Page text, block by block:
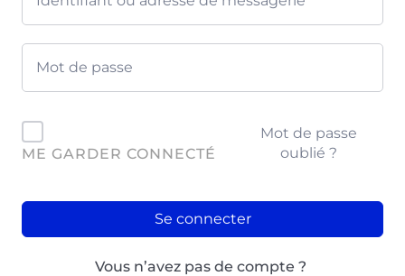
ME GARDER CONNECTÉ
Mot de passe
oublié ?
Se connecter
Vous n’avez pas de compte ?